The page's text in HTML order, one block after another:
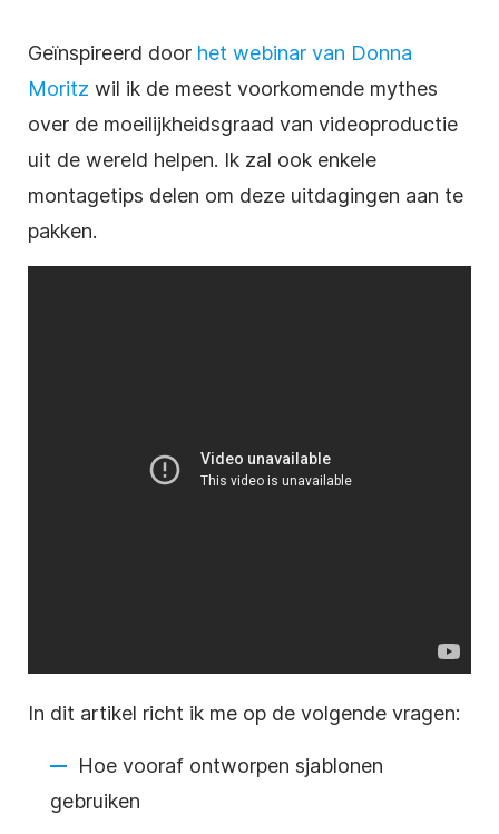
Geïnspireerd door het webinar van Donna
Moritz wil ik de meest voorkomende mythes
over de moeilijkheidsgraad van videoproductie
uit de wereld helpen. Ik zal ook enkele
montagetips delen om deze uitdagingen aan te
pakken.
In dit artikel richt ik me op de volgende vragen:
Hoe vooraf ontworpen sjablonen
gebruiken